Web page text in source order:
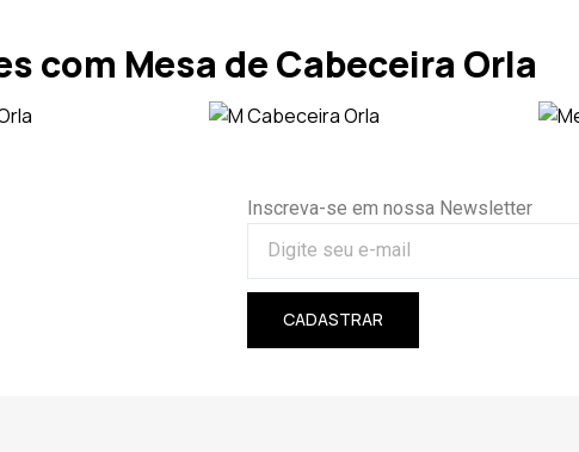
com Mesa de Cabeceira Orla
Inscreva-se em nossa Newsletter
CADASTRAR